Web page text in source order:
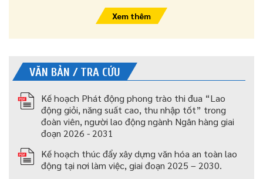
Xem thêm
VĂN BẢN / TRA CỨU
Kế hoạch Phát động phong trào thi đua “Lao
động giỏi, năng suất cao, thu nhập tốt” trong
đoàn viên, người lao động ngành Ngân hàng giai
đoạn 2026 - 2031
Kế hoạch thúc đẩy xây dựng văn hóa an toàn lao
động tại nơi làm việc, giai đoạn 2025 – 2030.